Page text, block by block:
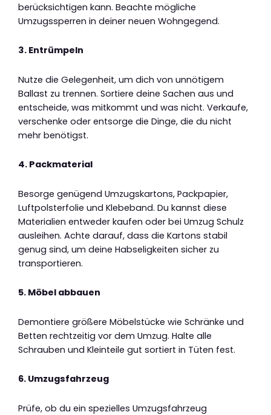
berücksichtigen kann. Beachte mögliche
Umzugssperren in deiner neuen Wohngegend.
3. Entrümpeln
Nutze die Gelegenheit, um dich von unnötigem
Ballast zu trennen. Sortiere deine Sachen aus und
entscheide, was mitkommt und was nicht. Verkaufe,
verschenke oder entsorge die Dinge, die du nicht
mehr benötigst.
4. Packmaterial
Besorge genügend Umzugskartons, Packpapier,
Luftpolsterfolie und Klebeband. Du kannst diese
Materialien entweder kaufen oder bei Umzug Schulz
ausleihen. Achte darauf, dass die Kartons stabil
genug sind, um deine Habseligkeiten sicher zu
transportieren.
5. Möbel abbauen
Demontiere größere Möbelstücke wie Schränke und
Betten rechtzeitig vor dem Umzug. Halte alle
Schrauben und Kleinteile gut sortiert in Tüten fest.
6. Umzugsfahrzeug
Prüfe, ob du ein spezielles Umzugsfahrzeug